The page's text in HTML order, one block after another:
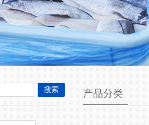
产品分类